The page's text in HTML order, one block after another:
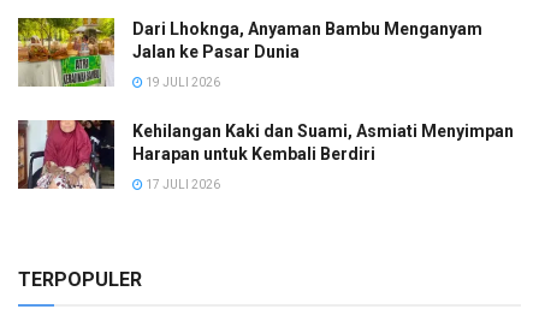
Dari Lhoknga, Anyaman Bambu Menganyam
Jalan ke Pasar Dunia
19 JULI 2026
Kehilangan Kaki dan Suami, Asmiati Menyimpan
Harapan untuk Kembali Berdiri
17 JULI 2026
TERPOPULER